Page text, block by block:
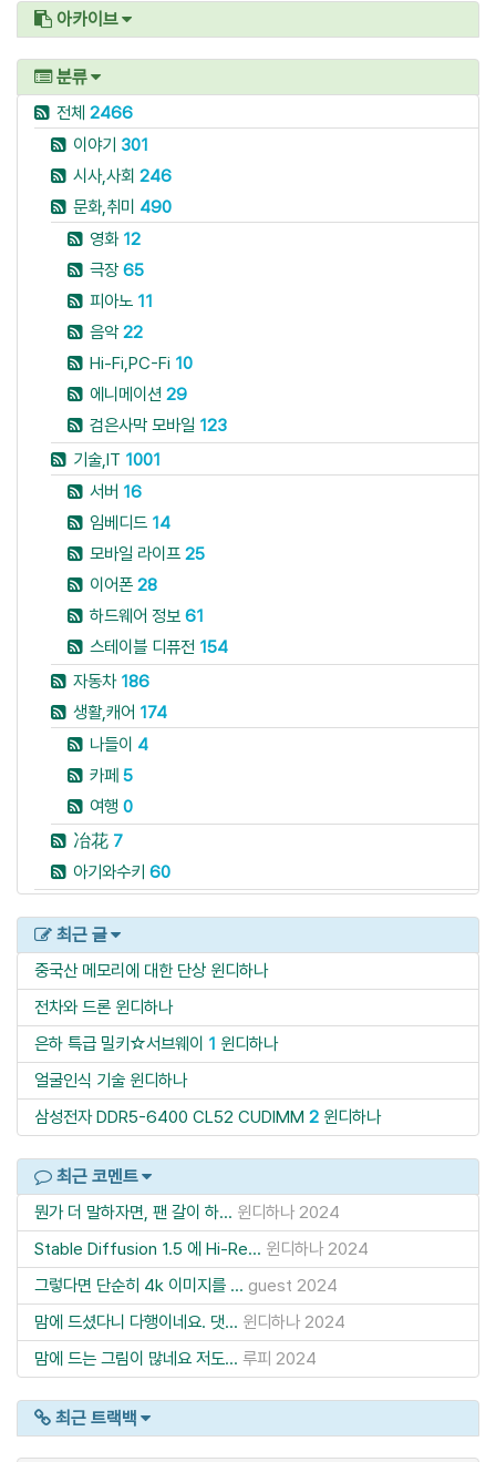
아카이브
분류
전체 2466
이야기 301
시사,사회 246
문화,취미 490
영화 12
극장65
피아노 11
음악22
Hi-Fi,PC-Fi 10
에니메이션 29
검은사막 모바일 123
기술,IT 1001
서버 16
임베디드 14
모바일 라이프 25
이어폰 28
하드웨어 정보 61
스테이블 디퓨전 154
자동차 186
생활,캐어 174
나들이 4
카페 5
여행 0
冶花 7
아기와수키 60
최근 글
중국산 메모리에 대한 단상 윈디하나
전차와 드론 윈디하나
은하 특급 밀키☆서브웨이 1 윈디하나
얼굴인식 기술 윈디하나
삼성전자 DDR5-6400 CL52 CUDIMM 2 윈디하나
최근 코멘트
뭔가 더 말하자면, 팬 갈이 하... 윈디하나 2024
Stable Diffusion 1.5 에 Hi-Re... 윈디하나 2024
그렇다면 단순히 4k 이미지를 ... guest 2024
맘에 드셨다니 다행이네요. 댓... 윈디하나 2024
맘에 드는 그림이 많네요 저도... 루피 2024
최근 트랙백